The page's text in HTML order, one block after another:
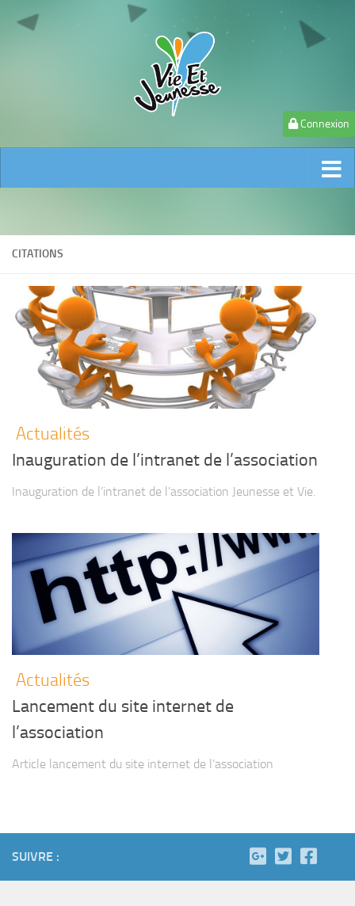
Connexion
CITATIONS
Actualités
Inauguration de l’intranet de l’association
Inauguration de l’intranet de l’association Jeunesse et Vie.
Actualités
Lancement du site internet de
l’association
Article lancement du site internet de l’association
SUIVRE :